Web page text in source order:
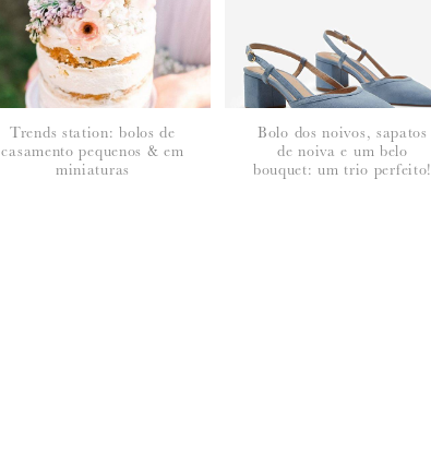
Trends station: bolos de
casamento pequenos & em
miniaturas
Bolo dos noivos, sapatos
de noiva e um belo
bouquet: um trio perfeito!